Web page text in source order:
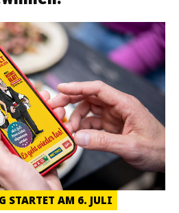
STARTET AM 6. JULI